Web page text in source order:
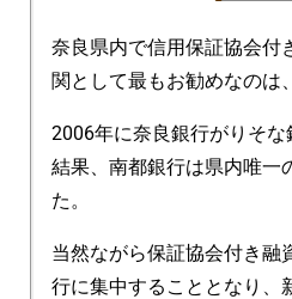
奈良県内で信用保証協会付
関として最もお勧めなのは
2006年に奈良銀行がりそ
結果、南都銀行は県内唯一
た。
当然ながら保証協会付き融
行に集中することとなり、